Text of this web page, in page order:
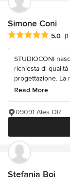
Simone Coni
Average rating: 5
5.0
STUDIOCONI
richiesta di
progettazione. La
Read More
09091 Ales OR
Stefania Boi